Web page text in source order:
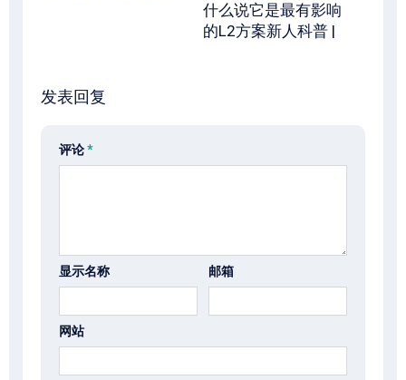
什么说它是最有影响
的L2方案新人科普 |
发表回复
评论*
显示名称 邮箱
网站